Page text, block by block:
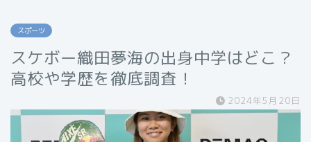
スポーツ
スケボー織田夢海の出身中学はどこ？
高校や学歴を徹底調査！
2024年5月20日